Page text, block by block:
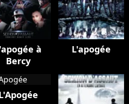
à
Bercy
L'apogée